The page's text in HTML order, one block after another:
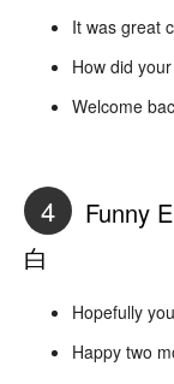
It was great
How did
Welcome
4
Funny
白
Hopefully
Happy two